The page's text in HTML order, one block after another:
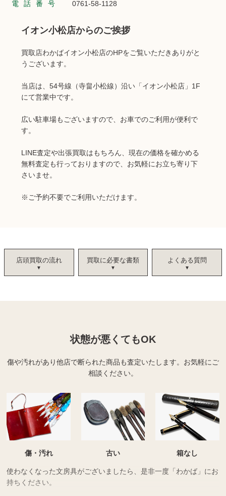
電話番号 0761-58-1128
イオン小松店からのご挨拶
買取店わかばイオン小松店のHPをご覧いただきありがと
うございます。
当店は、54号線（寺畠小松線）沿い「イオン小松店」1F
にて営業中です。
広い駐車場もございますので、お車でのご利用が便利で
す。
LINE査定や出張買取はもちろん、現在の価格を確かめる
無料査定も行っておりますので、お気軽にお立ち寄り下
さいませ。
※ご予約不要でご利用いただけます。
店頭買取の流れ 買取に必要な書類 よくある質問
状態が悪くてもOK
傷や汚れがあり他店で断られた商品も査定いたします。 お気軽にご
相談ください。
傷・汚れ 古い 箱なし
使わなくなった文房具がございましたら、是非一度「わかば」にお
持ちください。